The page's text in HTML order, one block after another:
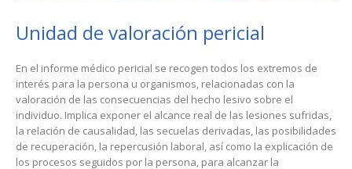
Unidad de valoración pericial
En el informe médico pericial se recogen todos los extremos de
interés para la persona u organismos, relacionadas con la
valoración de las consecuencias del hecho lesivo sobre el
individuo. Implica exponer el alcance real de las lesiones sufridas,
la relación de causalidad, las secuelas derivadas, las posibilidades
de recuperación, la repercusión laboral, así como la explicación de
los procesos seguidos por la persona, para alcanzar la